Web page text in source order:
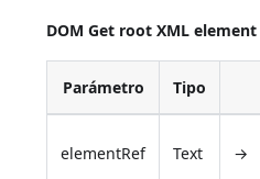
DOM Get root XML element
Parámetro Tipo
elementRef Text →